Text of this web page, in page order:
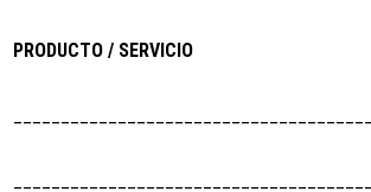
PRODUCTO / SERVICIO